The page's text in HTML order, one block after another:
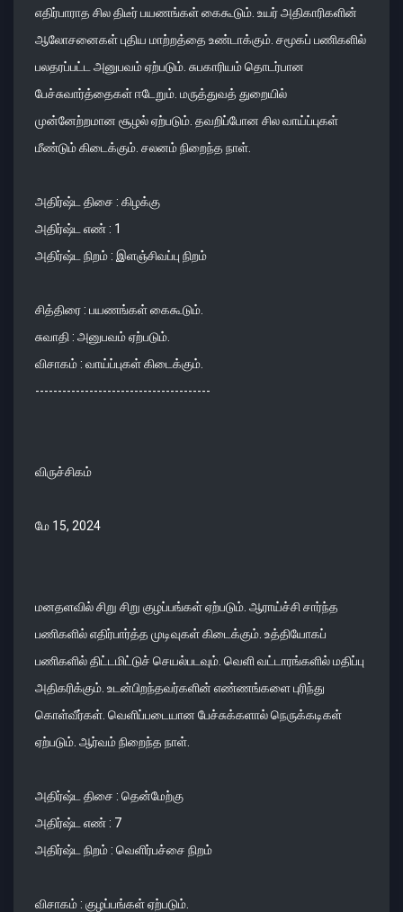
எதிர்பாராத சில திடீர் பயணங்கள் கைகூடும். உயர் அதிகாரிகளின்
ஆலோசனைகள் புதிய மாற்றத்தை உண்டாக்கும். சமூகப் பணிகளில்
பலதரப்பட்ட அனுபவம் ஏற்படும். சுபகாரியம் தொடர்பான
பேச்சுவார்த்தைகள் ஈடேறும். மருத்துவத் துறையில்
முன்னேற்றமான சூழல் ஏற்படும். தவறிப்போன சில வாய்ப்புகள்
மீண்டும் கிடைக்கும். சலனம் நிறைந்த நாள்.
அதிர்ஷ்ட திசை : கிழக்கு
அதிர்ஷ்ட எண் : 1
அதிர்ஷ்ட நிறம் : இளஞ்சிவப்பு நிறம்
சித்திரை : பயணங்கள் கைகூடும்.
சுவாதி : அனுபவம் ஏற்படும்.
விசாகம் : வாய்ப்புகள் கிடைக்கும்.
---------------------------------------
விருச்சிகம்
மே 15, 2024
மனதளவில் சிறு சிறு குழப்பங்கள் ஏற்படும். ஆராய்ச்சி சார்ந்த
பணிகளில் எதிர்பார்த்த முடிவுகள் கிடைக்கும். உத்தியோகப்
பணிகளில் திட்டமிட்டுச் செயல்படவும். வெளி வட்டாரங்களில் மதிப்பு
அதிகரிக்கும். உடன்பிறந்தவர்களின் எண்ணங்களை புரிந்து
கொள்வீர்கள். வெளிப்படையான பேச்சுக்களால் நெருக்கடிகள்
ஏற்படும். ஆர்வம் நிறைந்த நாள்.
அதிர்ஷ்ட திசை : தென்மேற்கு
அதிர்ஷ்ட எண் : 7
அதிர்ஷ்ட நிறம் : வெளிர்பச்சை நிறம்
விசாகம் : குழப்பங்கள் ஏற்படும்.